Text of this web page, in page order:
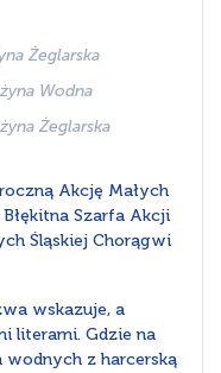
Żeglarska
Wodna
Żeglarska
Akcję Małych
Szarfa Akcji
Śląskiej Chorągwi
wskazuje, a
literami. Gdzie na
z harcerską